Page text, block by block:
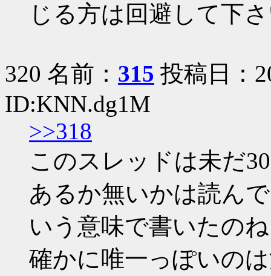
じる方は回避して下
320 名前： 315 投稿日：
ID:KNN.dg1M
>>318
このスレッドは未だ
あるか無いかは読ん
いう意味で書いたの
確かに唯一っぽいの